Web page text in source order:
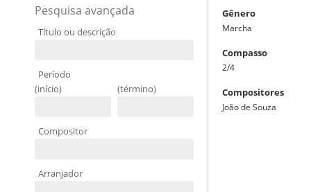
Pesquisa avançada
Título ou descrição
Período
(início)
(término)
Compositor
Arranjador
Gênero
Marcha
Compasso
2/4
Compositores
João de Souza